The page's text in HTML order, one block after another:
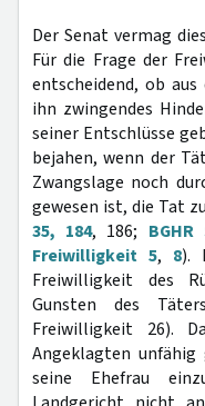
Der Senat vermag
Für die Frage der
entscheidend, ob
ihn zwingendes
seiner Entschlüsse
bejahen, wenn der
Zwangslage noch
gewesen ist, die Tat
35, 184, 186;
Freiwilligkeit 5, 8).
Freiwilligkeit des
Gunsten des
Freiwilligkeit 26).
Angeklagten
seine Ehefrau